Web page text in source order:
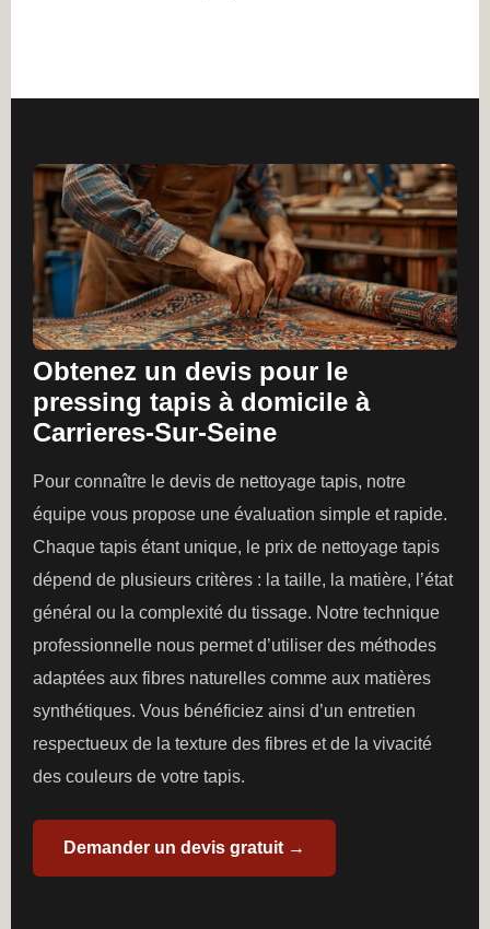
Obtenez un devis pour le
pressing tapis à domicile à
Carrieres-Sur-Seine
Pour connaître le devis de nettoyage tapis, notre
équipe vous propose une évaluation simple et rapide.
Chaque tapis étant unique, le prix de nettoyage tapis
dépend de plusieurs critères : la taille, la matière, l’état
général ou la complexité du tissage. Notre technique
professionnelle nous permet d’utiliser des méthodes
adaptées aux fibres naturelles comme aux matières
synthétiques. Vous bénéficiez ainsi d’un entretien
respectueux de la texture des fibres et de la vivacité
des couleurs de votre tapis.
Demander un devis gratuit →